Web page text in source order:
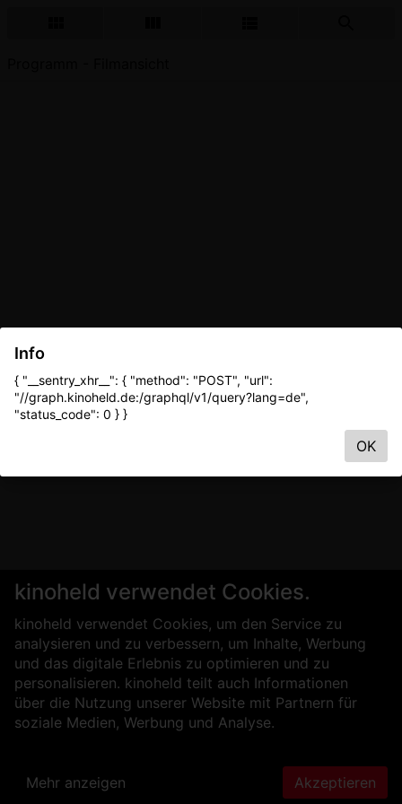
kinoheld verwendet Cookies.
kinoheld verwendet Cookies, um den Service zu
analysieren und zu verbessern, um Inhalte, Werbung
und das digitale Erlebnis zu optimieren und zu
personalisieren. kinoheld teilt auch Informationen
über die Nutzung unserer Website mit Partnern für
soziale Medien, Werbung und Analyse.
Mehr anzeigen Akzeptieren
Info
{ "__sentry_xhr__": { "method": "POST", "url":
"//graph.kinoheld.de:/graphql/v1/query?lang=de",
"status_code": 0 } }
OK